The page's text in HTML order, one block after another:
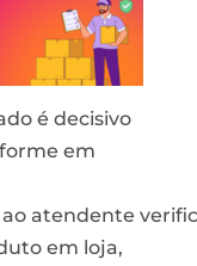
é decisivo
em
ao atendente
em loja,